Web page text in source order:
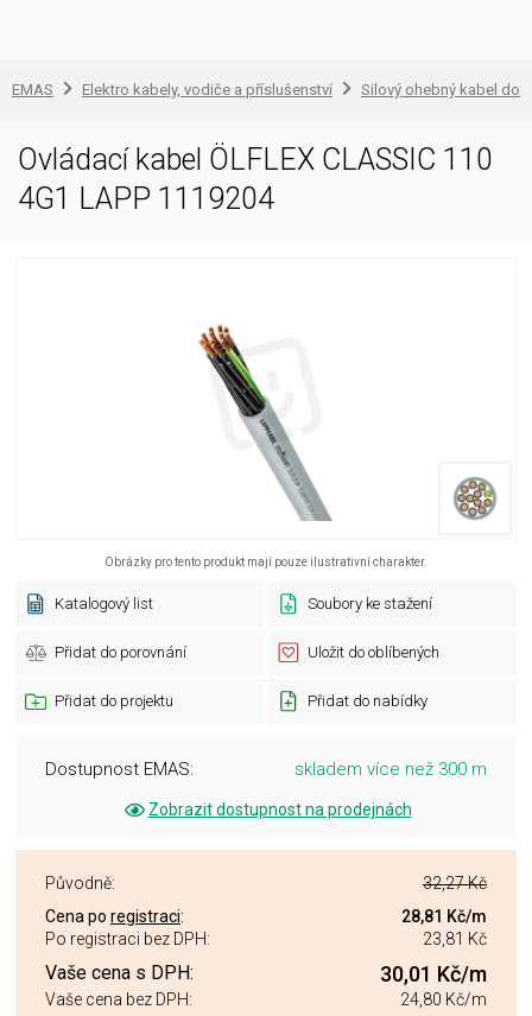
EMAS Elektro kabely, vodiče a příslušenství Silový ohebný kabel do
Ovládací kabel ÖLFLEX CLASSIC 110
4G1 LAPP 1119204
Obrázky pro tento produkt mají pouze ilustrativní charakter.
Katalogový list Soubory ke stažení
Přidat do porovnání Uložit do oblíbených
Přidat do projektu Přidat do nabídky
Dostupnost EMAS: skladem více než 300 m
Zobrazit dostupnost na prodejnách
Původně:
32,27 Kč
Cena po registraci: 28,81 Kč/m
Po registraci bez DPH:
23,81 Kč
Vaše cena s DPH: 30,01 Kč/m
Vaše cena bez DPH: 24,80 Kč/m